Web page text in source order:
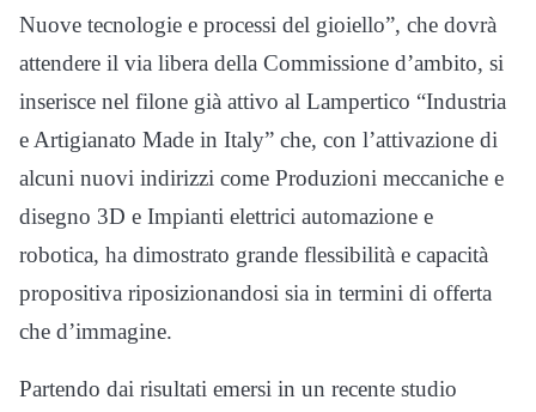
Nuove tecnologie e processi del gioiello”, che dovrà
attendere il via libera della Commissione d’ambito, si
inserisce nel filone già attivo al Lampertico “Industria
e Artigianato Made in Italy” che, con l’attivazione di
alcuni nuovi indirizzi come Produzioni meccaniche e
disegno 3D e Impianti elettrici automazione e
robotica, ha dimostrato grande flessibilità e capacità
propositiva riposizionandosi sia in termini di offerta
che d’immagine.
Partendo dai risultati emersi in un recente studio